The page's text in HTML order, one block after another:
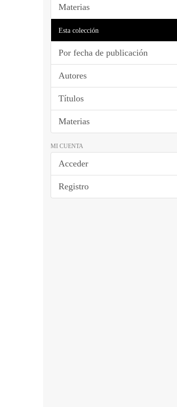
Materias
Esta colección
Por fecha de publicación
Autores
Títulos
Materias
MI CUENTA
Acceder
Registro